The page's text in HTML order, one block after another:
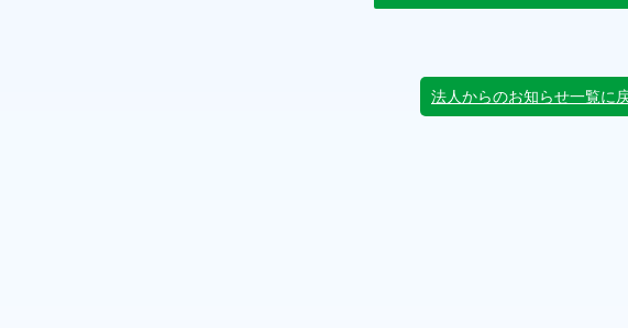
法人からのお知らせ一覧に